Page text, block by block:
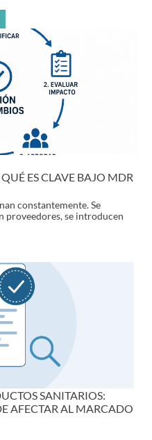
ES CLAVE BAJO MDR
constantemente. Se
proveedores, se introducen
SANITARIOS:
AFECTAR AL MARCADO